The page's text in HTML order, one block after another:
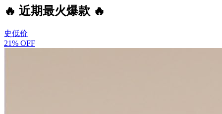
🔥 近期最火爆款 🔥
史低价
21% OFF